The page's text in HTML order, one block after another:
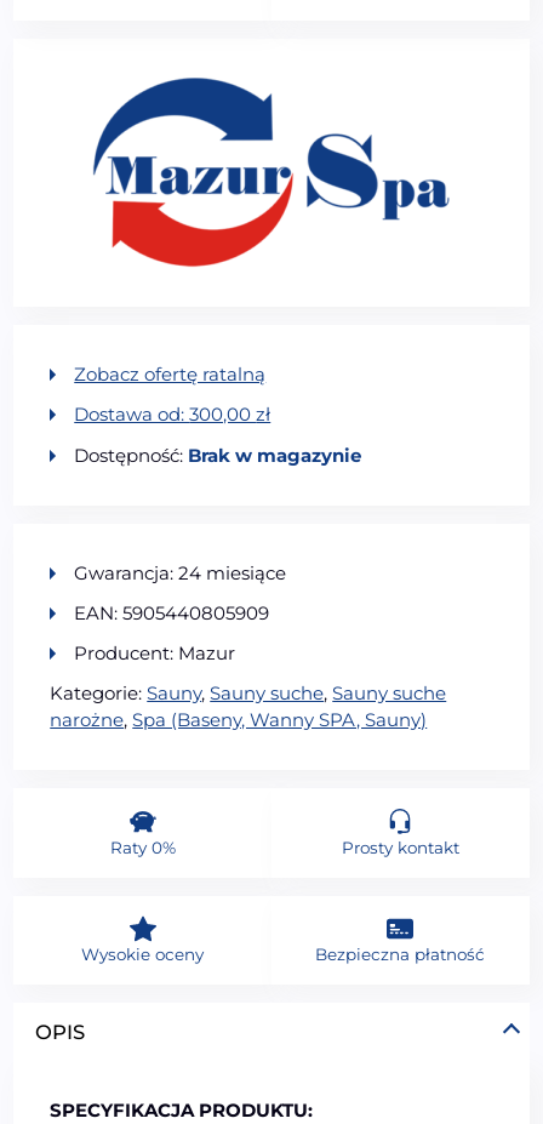
OPIS
SPECYFIKACJA PRODUKTU:
Zobacz ofertę ratalną
Dostawa od:300,00zł
Dostępność: Brak w magazynie
Gwarancja: 24 miesiące
EAN: 5905440805909
Producent: Mazur
Kategorie:Sauny,Sauny suche,Sauny suche
narożne,Spa (Baseny, Wanny SPA, Sauny)
Raty 0% Prosty kontakt
Wysokie oceny Bezpieczna płatność